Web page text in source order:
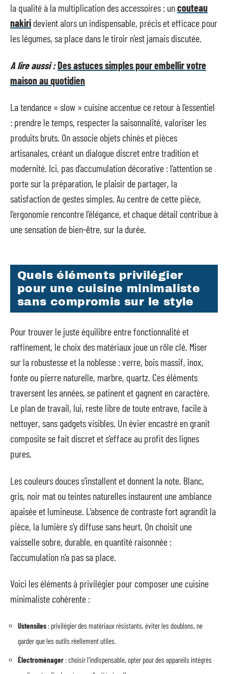
la qualité à la multiplication des accessoires : uncouteau
nakiri devient alors un indispensable, précis et efficace pour
les légumes, sa place dans le tiroir n’est jamais discutée.
A lire aussi :Des astuces simples pour embellir votre
maison au quotidien
La tendance « slow » cuisine accentue ce retour à l’essentiel
: prendre le temps, respecter la saisonnalité, valoriser les
produits bruts. On associe objets chinés et pièces
artisanales, créant un dialogue discret entre tradition et
modernité. Ici, pas d’accumulation décorative : l’attention se
porte sur la préparation, le plaisir de partager, la
satisfaction de gestes simples. Au centre de cette pièce,
l’ergonomie rencontre l’élégance, et chaque détail contribue à
une sensation de bien-être, sur la durée.
Quels éléments privilégier
pour une cuisine minimaliste
sans compromis sur le style
Pour trouver le juste équilibre entre fonctionnalité et
raffinement, le choix des matériaux joue un rôle clé. Miser
sur la robustesse et la noblesse : verre, bois massif, inox,
fonte ou pierre naturelle, marbre, quartz. Ces éléments
traversent les années, se patinent et gagnent en caractère.
Le plan de travail, lui, reste libre de toute entrave, facile à
nettoyer, sans gadgets visibles. Un évier encastré en granit
composite se fait discret et s’efface au profit des lignes
pures.
Les couleurs douces s’installent et donnent la note. Blanc,
gris, noir mat ou teintes naturelles instaurent une ambiance
apaisée et lumineuse. L’absence de contraste fort agrandit la
pièce, la lumière s’y diffuse sans heurt. On choisit une
vaisselle sobre, durable, en quantité raisonnée :
l’accumulation n’a pas sa place.
Voici les éléments à privilégier pour composer une cuisine
minimaliste cohérente :
Ustensiles : privilégier des matériaux résistants, éviter les doublons, ne
garder que les outils réellement utiles.
Électroménager : choisir l’indispensable, opter pour des appareils intégrés